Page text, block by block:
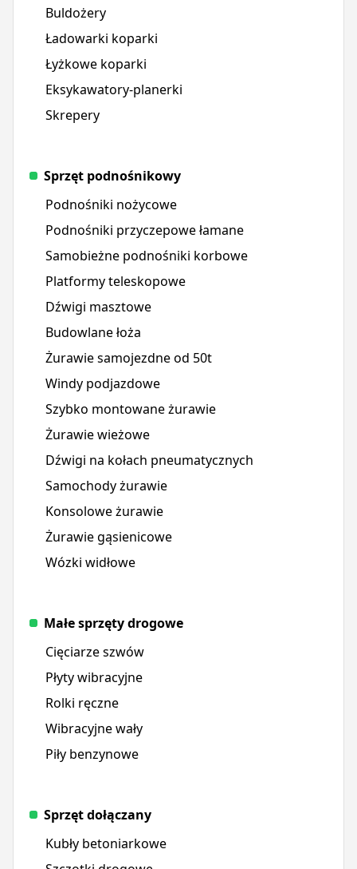
Buldożery
Ładowarki koparki
Łyżkowe koparki
Eksykawatory-planerki
Skrepery
Sprzęt podnośnikowy
Podnośniki nożycowe
Podnośniki przyczepowe łamane
Samobieżne podnośniki korbowe
Platformy teleskopowe
Dźwigi masztowe
Budowlane łoża
Żurawie samojezdne od 50t
Windy podjazdowe
Szybko montowane żurawie
Żurawie wieżowe
Dźwigi na kołach pneumatycznych
Samochody żurawie
Konsolowe żurawie
Żurawie gąsienicowe
Wózki widłowe
Małe sprzęty drogowe
Cięciarze szwów
Płyty wibracyjne
Rolki ręczne
Wibracyjne wały
Piły benzynowe
Sprzęt dołączany
Kubły betoniarkowe